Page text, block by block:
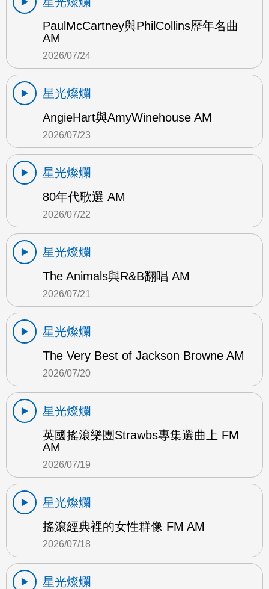
PaulMcCartney與PhilCollins歷年名曲
AM
2026/07/24
星光燦爛
AngieHart與AmyWinehouse AM
2026/07/23
星光燦爛
80年代歌選 AM
2026/07/22
星光燦爛
The Animals與R&B翻唱 AM
2026/07/21
星光燦爛
The Very Best of Jackson Browne AM
2026/07/20
星光燦爛
英國搖滾樂團Strawbs專集選曲上 FM
AM
2026/07/19
星光燦爛
搖滾經典裡的女性群像 FM AM
2026/07/18
星光燦爛